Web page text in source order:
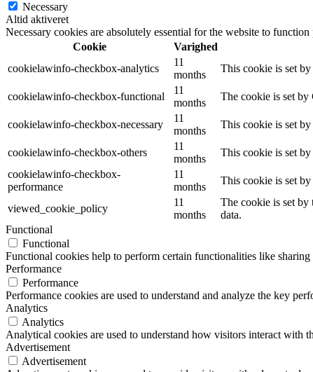
Necessary
Altid aktiveret
Necessary cookies are absolutely essential for the website to
Cookie
Varighed
cookielawinfo-checkbox-analytics
11
months
This cookie is set
cookielawinfo-checkbox-functional
11
months
The cookie is set by
cookielawinfo-checkbox-necessary
11
months
This cookie is set
cookielawinfo-checkbox-others
11
months
This cookie is set
cookielawinfo-checkbox-
performance
11
months
This cookie is set
viewed_cookie_policy
11
months
The cookie is set by
data.
Functional
Functional
Functional cookies help to perform certain functionalities like
Performance
Performance
Performance cookies are used to understand and analyze the key
Analytics
Analytics
Analytical cookies are used to understand how visitors interact with
Advertisement
Advertisement